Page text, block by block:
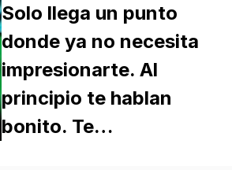
Solo llega un punto
donde ya no necesita
impresionarte. Al
principio te hablan
bonito. Te…